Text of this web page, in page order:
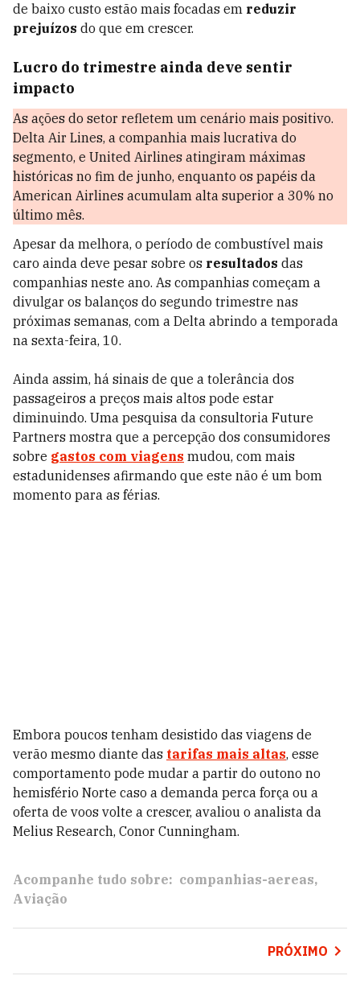
de baixo custo estão mais focadas em reduzir
prejuízos do que em crescer.
Lucro do trimestre ainda deve sentir
impacto
As ações do setor refletem um cenário mais positivo.
Delta Air Lines, a companhia mais lucrativa do
segmento, e United Airlines atingiram máximas
históricas no fim de junho, enquanto os papéis da
American Airlines acumulam alta superior a 30% no
último mês.
Apesar da melhora, o período de combustível mais
caro ainda deve pesar sobre os resultados das
companhias neste ano. As companhias começam a
divulgar os balanços do segundo trimestre nas
próximas semanas, com a Delta abrindo a temporada
na sexta-feira, 10.
Ainda assim, há sinais de que a tolerância dos
passageiros a preços mais altos pode estar
diminuindo. Uma pesquisa da consultoria Future
Partners mostra que a percepção dos consumidores
sobre gastos com viagens mudou, com mais
estadunidenses afirmando que este não é um bom
momento para as férias.
Embora poucos tenham desistido das viagens de
verão mesmo diante das tarifas mais altas, esse
comportamento pode mudar a partir do outono no
hemisfério Norte caso a demanda perca força ou a
oferta de voos volte a crescer, avaliou o analista da
Melius Research, Conor Cunningham.
Acompanhe tudo sobre: companhias-aereas
Aviação
PRÓXIMO